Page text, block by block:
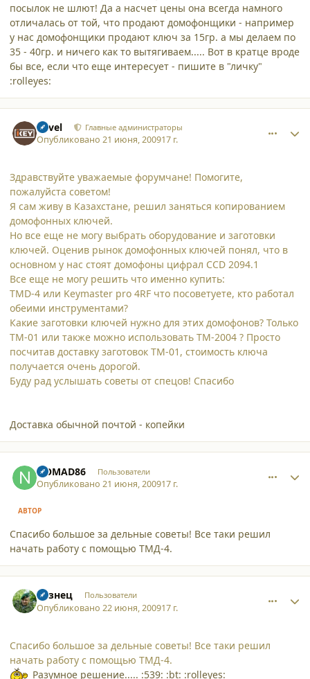
посылок не шлют! Да а насчет цены она всегда намного
отличалась от той, что продают домофонщики - например
у нас домофонщики продают ключ за 15гр. а мы делаем по
35 - 40гр. и ничего как то вытягиваем..... Вот в кратце вроде
бы все, если что еще интересует - пишите в "личку"
:rolleyes:
Pavel Главные администраторы
Опубликовано21 июня, 200917 г.
Здравствуйте уважаемые форумчане! Помогите,
пожалуйста советом!
Я сам живу в Казахстане, решил заняться копированием
домофонных ключей.
Но все еще не могу выбрать оборудование и заготовки
ключей. Оценив рынок домофонных ключей понял, что в
основном у нас стоят домофоны цифрал CCD 2094.1
Все еще не могу решить что именно купить:
TMD-4 или Keymaster pro 4RF что посоветуете, кто работал
обеими инструментами?
Какие заготовки ключей нужно для этих домофонов? Только
ТМ-01 или также можно использовать ТМ-2004 ? Просто
посчитав доставку заготовок ТМ-01, стоимость ключа
получается очень дорогой.
Буду рад услышать советы от спецов! Спасибо
Доставка обычной почтой - копейки
NOMAD86 Пользователи
Опубликовано21 июня, 200917 г.
АВТОР
Спасибо большое за дельные советы! Все таки решил
начать работу с помощью ТМД-4.
Кузнец Пользователи
Опубликовано22 июня, 200917 г.
Спасибо большое за дельные советы! Все таки решил
начать работу с помощью ТМД-4.
Разумное решение..... :539: :bt: :rolleyes: